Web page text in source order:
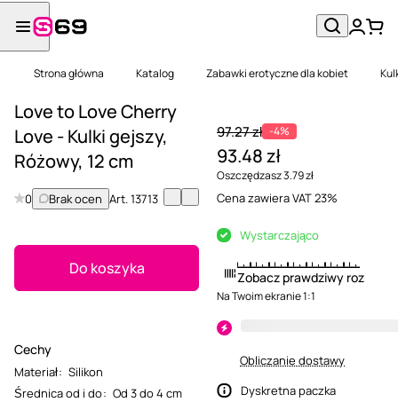
Strona główna Katalog Zabawki erotyczne dla kobiet
Love to Love Cherry
Love - Kulki gejszy,
Różowy, 12 cm
0 Brak ocen Art.13713
Do koszyka
Cechy
Materiał: Silikon
Średnica od i do: Od 3 do 4 cm
97.27 zł -4%
93.48 zł
Oszczędzasz 3.79 zł
Cena zawiera VAT 23%
Wystarczająco
Zobacz prawdziwy rozmiar
Na Twoim ekranie 1:1
Obliczanie dostawy
Dyskretna paczka